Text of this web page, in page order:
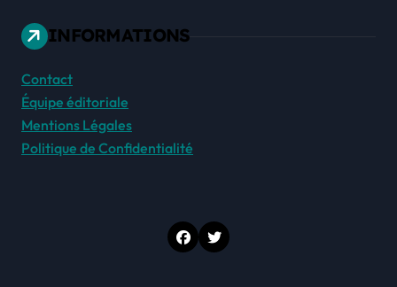
INFORMATIONS
Contact
Équipe éditoriale
Mentions Légales
Politique de Confidentialité